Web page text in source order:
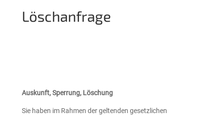
Löschanfrage
Auskunft, Sperrung, Löschung
Sie haben im Rahmen der geltenden gesetzlichen